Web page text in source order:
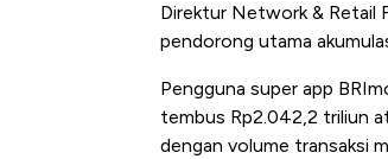
Direktur Network & Retail
pendorong utama
Pengguna super app
tembus Rp2.042,2 triliun
dengan volume transaksi